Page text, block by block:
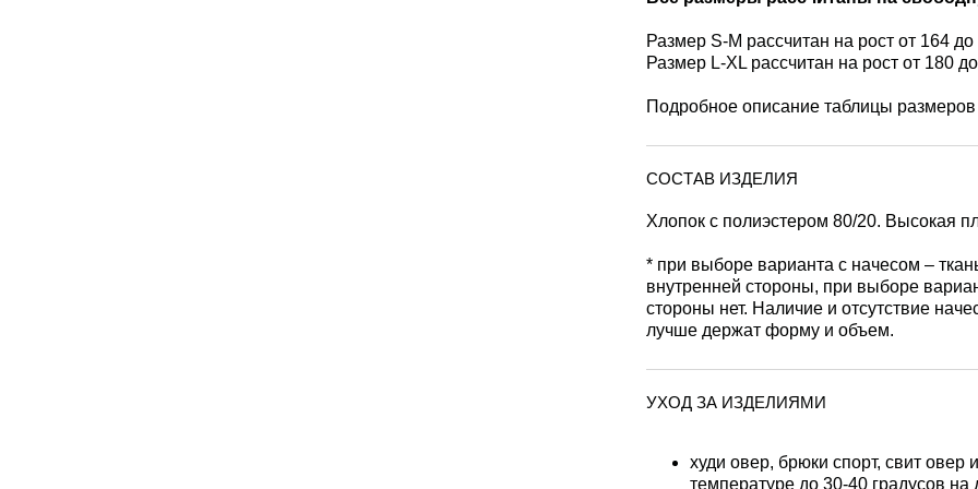
Размер S-M рассчитан на рост от 164
Размер L-XL рассчитан на рост от 180
Подробное описание таблицы
СОСТАВ ИЗДЕЛИЯ
Хлопок с полиэстером 80/20. Высокая
* при выборе варианта с начесом –
внутренней стороны, при выборе
стороны нет. Наличие и отсутствие
лучше держат форму и объем.
УХОД ЗА ИЗДЕЛИЯМИ
худи овер, брюки спорт, свит
температуре до 30-40 градусов